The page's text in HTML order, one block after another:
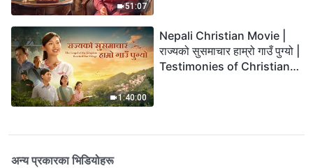
51:07
1:40:00
Nepali Christian Movie |
राज्यको सुसमाचार हाम्रो गाउँ पुग्यो |
Testimonies of Christians
अन्य प्रकारका भिडियोहरू